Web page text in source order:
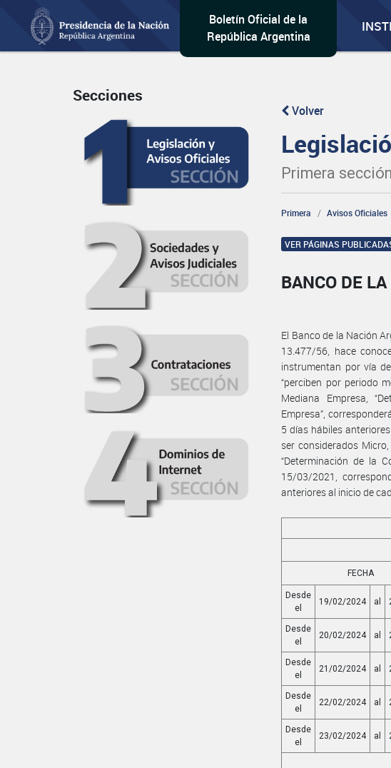
Boletín Oficial de la
República Argentina
Secciones
Volver
Primera sección
Primera Avisos Oficiales
VER PÁGINAS
BANCO DE
El Banco de la Nación
13.477/56, hace
instrumentan por vía
“perciben por periodo
Mediana Empresa,
Empresa”,
5 días hábiles
ser considerados
“Determinación de la
15/03/2021,
anteriores al inicio de
FECHA
Desde
el
19/02/2024 al
Desde
el
20/02/2024 al
Desde
el
21/02/2024 al
Desde
el
22/02/2024 al
Desde
el
23/02/2024 al